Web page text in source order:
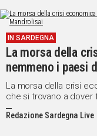
IN SARDEGNA
La morsa della
nemmeno i paesi
La morsa della crisi
che si trovano a
un aiuto concreto.
Redazione Sardegna Live